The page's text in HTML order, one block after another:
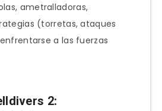
ametralladoras,
(torretas, ataques
a las fuerzas
2: